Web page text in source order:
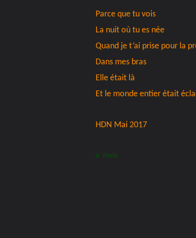
Parce que tu vois
La nuit où tu es née
Quand je t’ai prise pour la
Dans mes bras
Elle était là
Et le monde entier était
HDN Mai 2017
A Perle